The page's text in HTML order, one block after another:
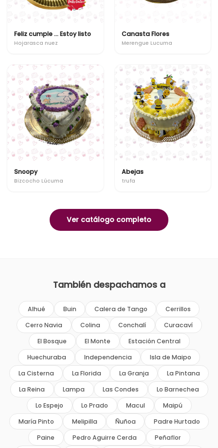
Feliz cumple ... Estoy listo
Hojarasca nuez
Canasta Flores
Merengue Lucuma
Snoopy
Bizcocho Lúcuma
Abejas
trufa
Ver catálogo completo
También despachamos a
Alhué Buin Calera de Tango
Cerrillos
Cerro Navia
Colina Conchalí
Curacaví
El Bosque
El Monte
Estación Central
Huechuraba
Independencia
Isla de Maipo
La Cisterna
La Florida La Granja
La Pintana
La Reina
Lampa Las Condes
Lo Barnechea
Lo Espejo
Lo Prado Macul
Maipú
María Pinto
Melipilla Ñuñoa
Padre Hurtado
Paine
Pedro Aguirre Cerda Peñaflor